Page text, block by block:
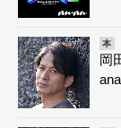
本
岡